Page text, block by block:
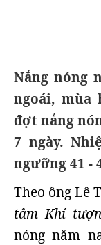
Nắng nóng
ngoái, mùa
đợt nắng
7 ngày.
ngưỡng 41 -
Theo ông Lê
tâm Khí
nóng năm